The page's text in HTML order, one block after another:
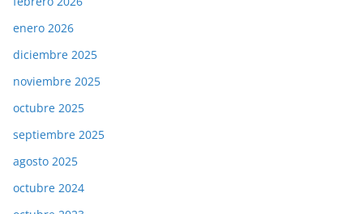
enero 2026
diciembre 2025
noviembre 2025
octubre 2025
septiembre 2025
agosto 2025
octubre 2024